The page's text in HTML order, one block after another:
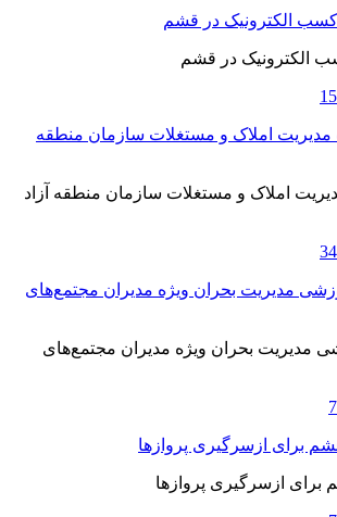
الکترونیک در قشم
املاک و مستغلات سازمان منطقه آزاد
مدیریت بحران ویژه مدیران مجتمع‌های
برای ازسرگیری پروازها